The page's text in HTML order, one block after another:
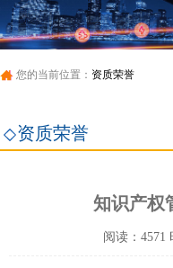
您的当前位置： 资质荣誉
资质荣誉
知识产权
阅读：4571